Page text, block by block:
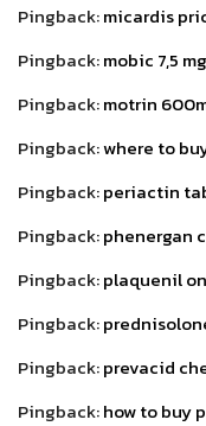
Pingback:micardis
Pingback:mobic 7,5
Pingback:motrin
Pingback:where to
Pingback:periactin
Pingback:phenergan
Pingback:plaquenil
Pingback:
Pingback:prevacid
Pingback:how to buy